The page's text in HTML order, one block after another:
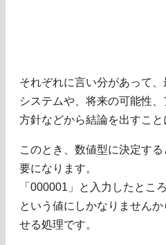
それぞれに言い分があって
システムや、将来の可能性
方針などから結論を出すこと
このとき、数値型に決定す
要になります。
「000001」と入力したとこ
という値にしかなりません
せる処理です。